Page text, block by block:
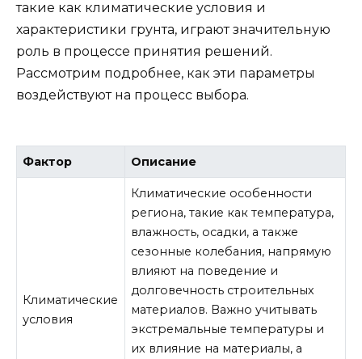
такие как климатические условия и
характеристики грунта, играют значительную
роль в процессе принятия решений.
Рассмотрим подробнее, как эти параметры
воздействуют на процесс выбора.
Фактор Описание
Климатические
условия
Климатические особенности
региона, такие как температура,
влажность, осадки, а также
сезонные колебания, напрямую
влияют на поведение и
долговечность строительных
материалов. Важно учитывать
экстремальные температуры и
их влияние на материалы, а